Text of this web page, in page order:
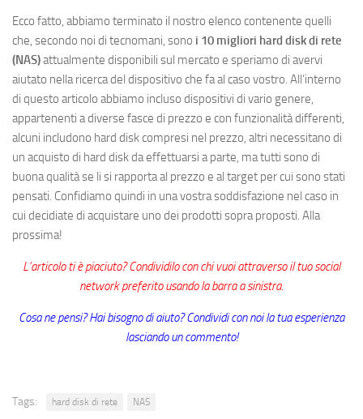
Ecco fatto, abbiamo terminato il nostro elenco contenente quelli
che, secondo noi di tecnomani, sono i 10 migliori hard disk di rete
(NAS)attualmente disponibili sul mercato e speriamo di avervi
aiutato nella ricerca del dispositivo che fa al caso vostro. All’interno
di questo articolo abbiamo incluso dispositivi di vario genere,
appartenenti a diverse fasce di prezzo e con funzionalità differenti,
alcuni includono hard disk compresi nel prezzo, altri necessitano di
un acquisto di hard disk da effettuarsi a parte, ma tutti sono di
buona qualità se li si rapporta al prezzo e al target per cui sono stati
pensati. Confidiamo quindi in una vostra soddisfazione nel caso in
cui decidiate di acquistare uno dei prodotti sopra proposti. Alla
prossima!
L’articolo ti è piaciuto? Condividilo con chi vuoi attraverso il tuo social
network preferito usando la barra a sinistra.
Cosa ne pensi? Hai bisogno di aiuto? Condividi con noi la tua esperienza
lasciando un commento!
Tags: hard disk di rete NAS